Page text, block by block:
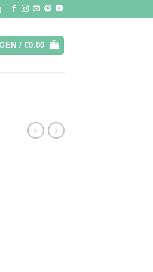
/ €0.00